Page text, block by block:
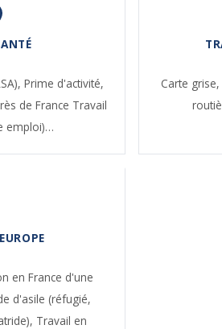
Prime d'activité,
de France Travail
emploi)…
Carte grise,
en France d'une
d'asile (réfugié,
Travail en